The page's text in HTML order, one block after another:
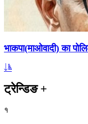
भाकपा(माओवादी) का
ट्रेन्डिङ+
१